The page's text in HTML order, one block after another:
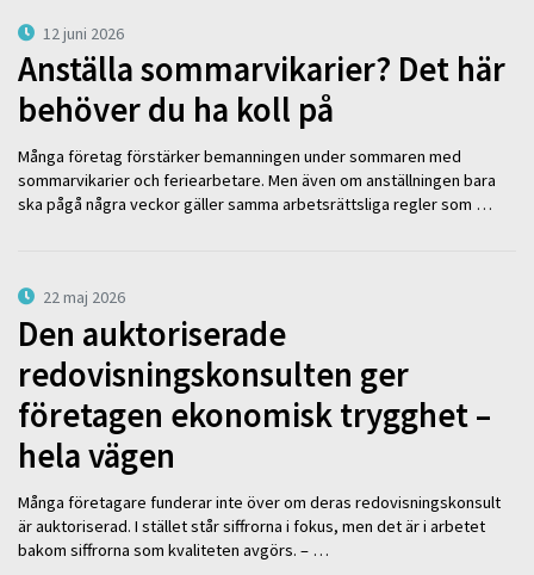
12 juni 2026
Anställa sommarvikarier? Det här
behöver du ha koll på
Många företag förstärker bemanningen under sommaren med
sommarvikarier och feriearbetare. Men även om anställningen bara
ska pågå några veckor gäller samma arbetsrättsliga regler som …
22 maj 2026
Den auktoriserade
redovisningskonsulten ger
företagen ekonomisk trygghet –
hela vägen
Många företagare funderar inte över om deras redovisningskonsult
är auktoriserad. I stället står siffrorna i fokus, men det är i arbetet
bakom siffrorna som kvaliteten avgörs. – …